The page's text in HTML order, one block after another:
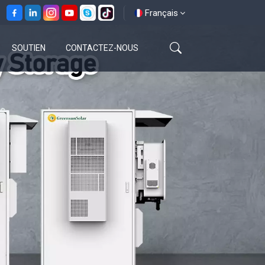
Français
español
SOUTIEN CONTACTEZ-NOUS